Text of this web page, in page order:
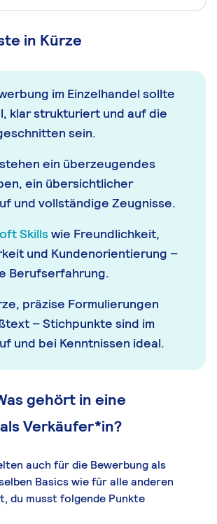
in Kürze
im Einzelhandel sollte
klar strukturiert und auf die
sein.
ein überzeugendes
ein übersichtlicher
und vollständige Zeugnisse.
Skillswie Freundlichkeit,
und Kundenorientierung –
Berufserfahrung.
präzise Formulierungen
– Stichpunkte sind im
und bei Kenntnissen ideal.
gehört in eine
Verkäufer*in?
auch für die Bewerbung als
Basics wie für alle anderen
du musst folgende Punkte